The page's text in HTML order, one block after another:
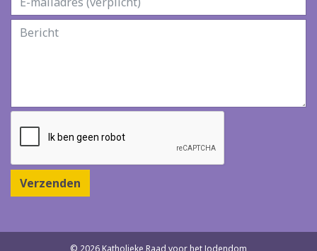
Verzenden
© 2026 Katholieke Raad voor het Jodendom